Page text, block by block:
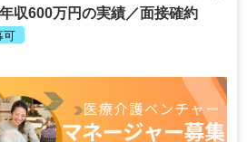
収600万円の実績／面接確約
可